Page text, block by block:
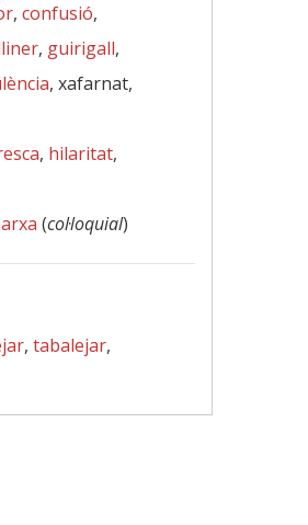
, confusió,
, guirigall,
, xafarnat,
, hilaritat,
(col·loquial)
, tabalejar,